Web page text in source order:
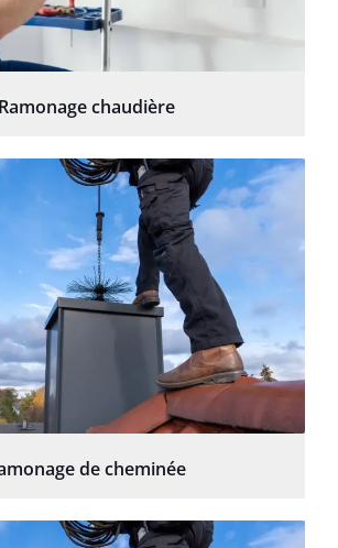
Ramonage chaudière
de cheminée